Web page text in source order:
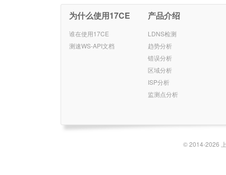
为什么使用17CE
谁在使用17CE
测速WS-API文档
产品介绍
LDNS检测
趋势分析
错误分析
区域分析
ISP分析
监测点分析
© 2014-2026